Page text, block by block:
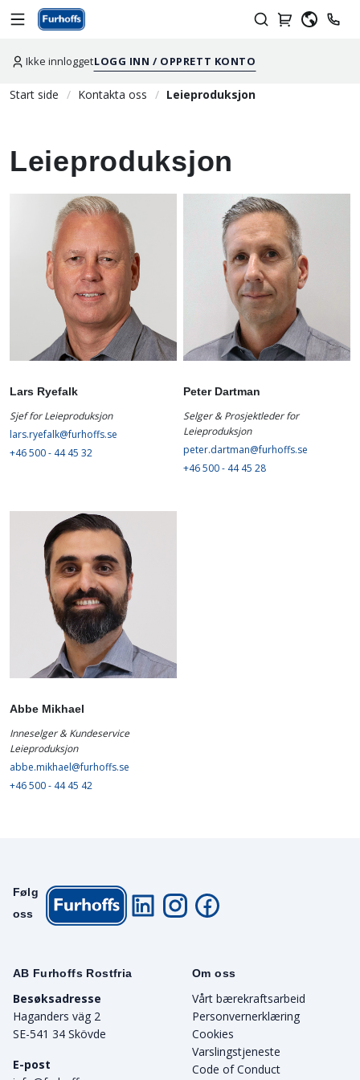
Ikke innloggetLOGG INN / OPPRETT KONTO
Start side Kontakta oss Leieproduksjon
Leieproduksjon
Lars Ryefalk
Sjef for Leieproduksjon
lars.ryefalk@furhoffs.se
+46 500 - 44 45 32
Peter Dartman
Selger & Prosjektleder for
Leieproduksjon
peter.dartman@furhoffs.se
+46 500 - 44 45 28
Abbe Mikhael
Inneselger & Kundeservice
Leieproduksjon
abbe.mikhael@furhoffs.se
+46 500 - 44 45 42
AB Furhoffs Rostfria
Besøksadresse
Haganders väg 2
SE-541 34 Skövde
E-post
Om oss
Vårt bærekraftsarbeid
Personvernerklæring
Cookies
Varslingstjeneste
Code of Conduct
Følg
oss